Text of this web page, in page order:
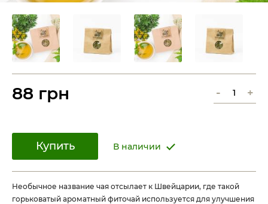
Необычное название чая отсылает к Швейцарии, где такой
горьковатый ароматный фиточай используется для улучшения
88 грн - +
Купить В наличии